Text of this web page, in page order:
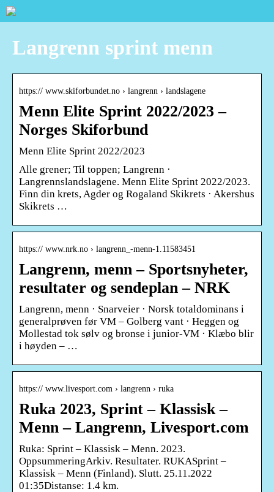
Langrenn sprint menn
https:// www.skiforbundet.no › langrenn › landslagene
Menn Elite Sprint 2022/2023 –
Norges Skiforbund
Menn Elite Sprint 2022/2023
Alle grener; Til toppen; Langrenn ·
Langrennslandslagene. Menn Elite Sprint 2022/2023.
Finn din krets, Agder og Rogaland Skikrets · Akershus
Skikrets …
https:// www.nrk.no › langrenn_-menn-1.11583451
Langrenn, menn – Sportsnyheter,
resultater og sendeplan – NRK
Langrenn, menn · Snarveier · Norsk totaldominans i
generalprøven før VM – Golberg vant · Heggen og
Mollestad tok sølv og bronse i junior-VM · Klæbo blir
i høyden – …
https:// www.livesport.com › langrenn › ruka
Ruka 2023, Sprint – Klassisk –
Menn – Langrenn, Livesport.com
Ruka: Sprint – Klassisk – Menn. 2023.
OppsummeringArkiv. Resultater. RUKASprint –
Klassisk – Menn (Finland). Slutt. 25.11.2022
01:35Distanse: 1.4 km.